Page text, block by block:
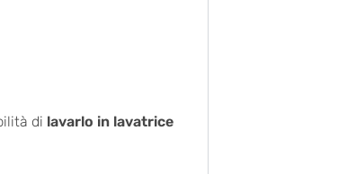
di lavarlo in lavatrice